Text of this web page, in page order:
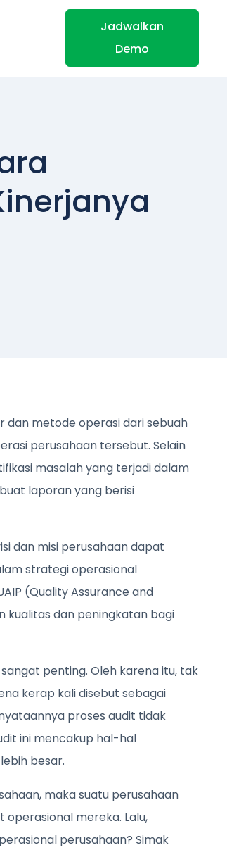
Jadwalkan
Demo
dan metode operasi dari sebuah
perusahaan tersebut. Selain
masalah yang terjadi dalam
laporan yang berisi
dan misi perusahaan dapat
strategi operasional
(Quality Assurance and
dan peningkatan bagi
penting. Oleh karena itu, tak
kerap kali disebut sebagai
proses audit tidak
ini mencakup hal-hal
besar.
maka suatu perusahaan
mereka. Lalu,
perusahaan? Simak